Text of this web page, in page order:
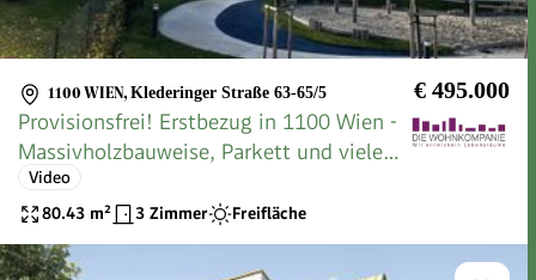
1100 WIEN, Klederinger Straße 63-65/5 € 495.000
Provisionsfrei! Erstbezug in 1100 Wien -
Massivholzbauweise, Parkett und vieles
mehr
Video
80.43 m² 3 Zimmer Freifläche